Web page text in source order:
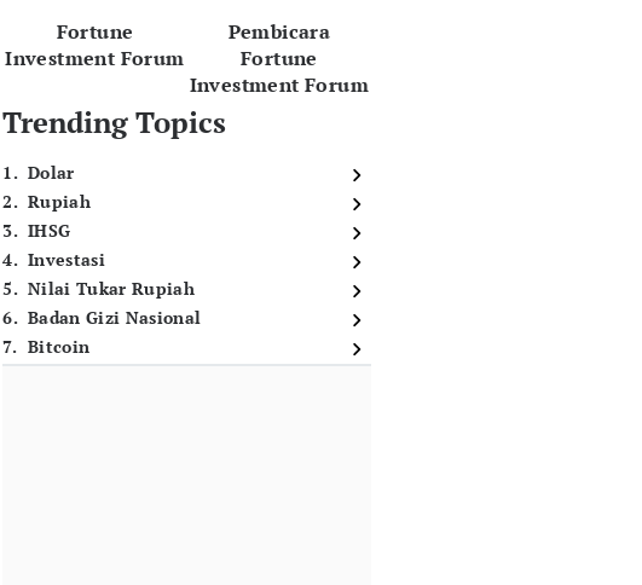
Fortune
Investment Forum
Pembicara
Fortune
Investment Forum
Trending Topics
1. Dolar
2. Rupiah
3. IHSG
4. Investasi
5. Nilai Tukar Rupiah
6. Badan Gizi Nasional
7. Bitcoin